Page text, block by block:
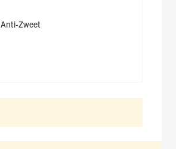
Anti-Zweet